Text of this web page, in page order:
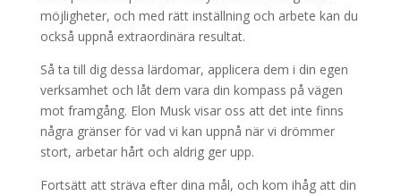
möjligheter, och med rätt inställning och arbete kan du
också uppnå extraordinära resultat.
Så ta till dig dessa lärdomar, applicera dem i din egen
verksamhet och låt dem vara din kompass på vägen
mot framgång. Elon Musk visar oss att det inte finns
några gränser för vad vi kan uppnå när vi drömmer
stort, arbetar hårt och aldrig ger upp.
Fortsätt att sträva efter dina mål, och kom ihåg att din